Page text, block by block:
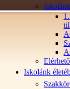
Iskolánk